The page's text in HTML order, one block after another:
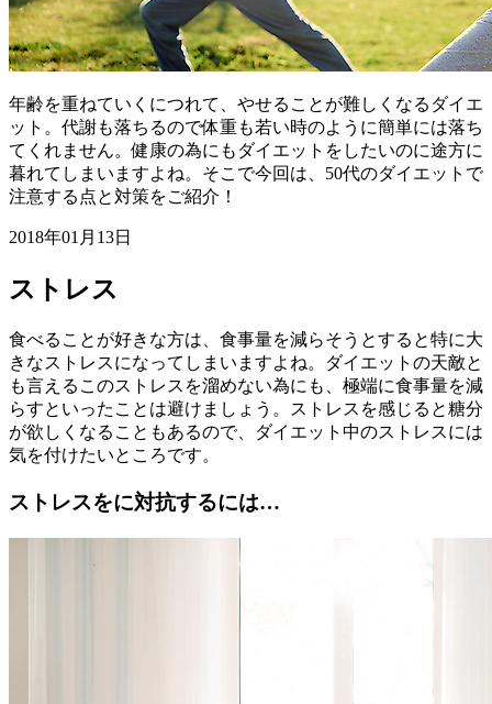
年齢を重ねていくにつれて、やせることが難しくなるダイエ
ット。代謝も落ちるので体重も若い時のように簡単には落ち
てくれません。健康の為にもダイエットをしたいのに途方に
暮れてしまいますよね。そこで今回は、50代のダイエットで
注意する点と対策をご紹介！
2018年01月13日
ストレス
食べることが好きな方は、食事量を減らそうとすると特に大
きなストレスになってしまいますよね。ダイエットの天敵と
も言えるこのストレスを溜めない為にも、極端に食事量を減
らすといったことは避けましょう。ストレスを感じると糖分
が欲しくなることもあるので、ダイエット中のストレスには
気を付けたいところです。
ストレスをに対抗するには…